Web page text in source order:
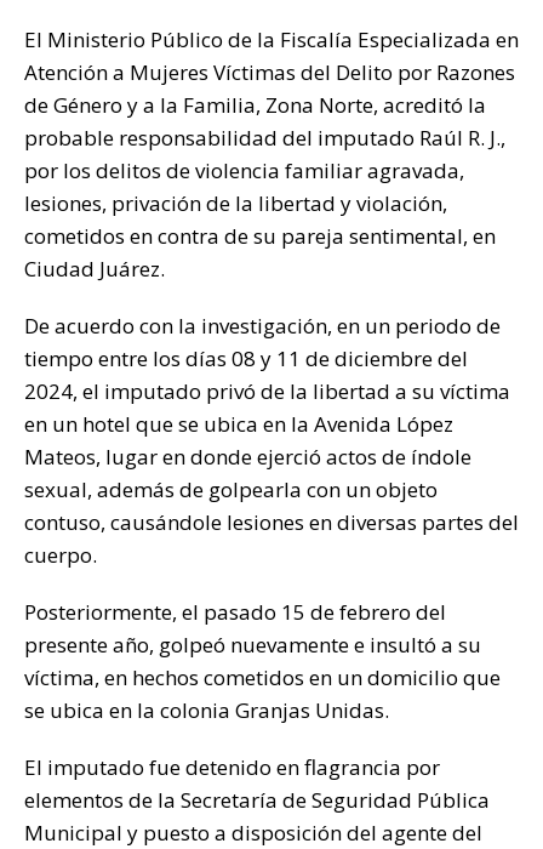
at
s
A
p
p
c
e
b
o
o
k
it
te
r
p
y
Li
n
k
m
p
ar
ti
r
El Ministerio Público de la Fiscalía Especializada en
Atención a Mujeres Víctimas del Delito por Razones
de Género y a la Familia, Zona Norte, acreditó la
probable responsabilidad del imputado Raúl R. J.,
por los delitos de violencia familiar agravada,
lesiones, privación de la libertad y violación,
cometidos en contra de su pareja sentimental, en
Ciudad Juárez.
De acuerdo con la investigación, en un periodo de
tiempo entre los días 08 y 11 de diciembre del
2024, el imputado privó de la libertad a su víctima
en un hotel que se ubica en la Avenida López
Mateos, lugar en donde ejerció actos de índole
sexual, además de golpearla con un objeto
contuso, causándole lesiones en diversas partes del
cuerpo.
Posteriormente, el pasado 15 de febrero del
presente año, golpeó nuevamente e insultó a su
víctima, en hechos cometidos en un domicilio que
se ubica en la colonia Granjas Unidas.
El imputado fue detenido en flagrancia por
elementos de la Secretaría de Seguridad Pública
Municipal y puesto a disposición del agente del